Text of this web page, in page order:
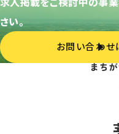
さい。
お問い合わせ